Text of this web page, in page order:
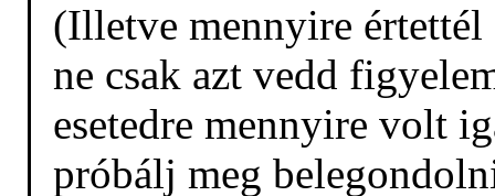
(Illetve mennyire
ne csak azt vedd
esetedre mennyire volt
próbálj meg